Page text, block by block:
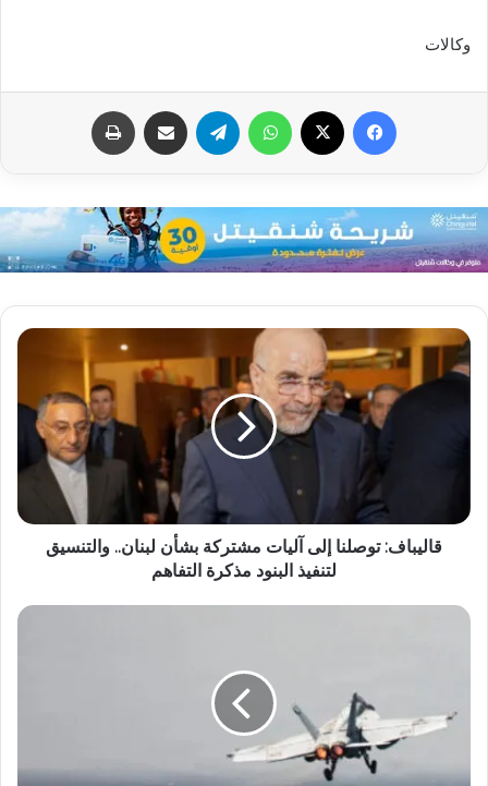
وكالات
فيسبوك واتساب تيلقرام مشاركة عبر البريد
قاليباف: توصلنا إلى آليات مشتركة بشأن لبنان.. والتنسيق
لتنفيذ البنود مذكرة التفاهم